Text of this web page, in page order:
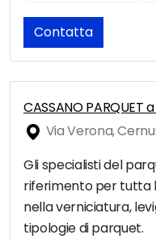
Contatta
CASSANO PARQUET
Via Verona,
Gli specialisti del
riferimento per tutta
nella verniciatura,
tipologie di parquet.